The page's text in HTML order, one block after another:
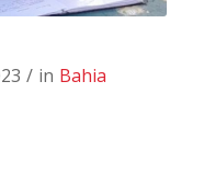
/ in Bahia